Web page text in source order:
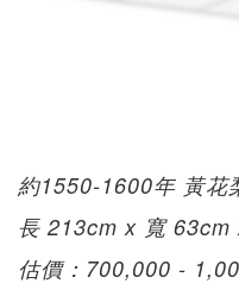
約1550-1600年 黃花
長 213cm x 寬 63cm
估價：700,000 -